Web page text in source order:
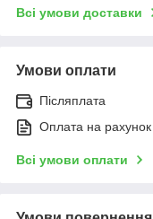
Всі умови доставки
Умови оплати
Післяплата
Оплата на рахунок
Всі умови оплати